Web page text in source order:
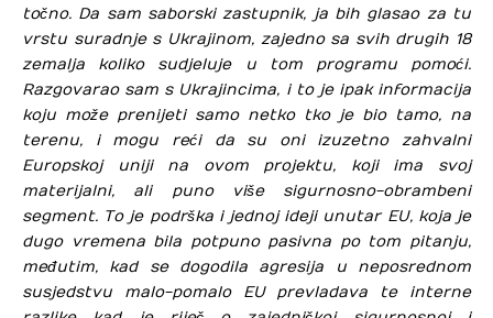
točno. Da sam saborski zastupnik, ja bih glasao za tu
vrstu suradnje s Ukrajinom, zajedno sa svih drugih 18
zemalja koliko sudjeluje u tom programu pomoći.
Razgovarao sam s Ukrajincima, i to je ipak informacija
koju može prenijeti samo netko tko je bio tamo, na
terenu, i mogu reći da su oni izuzetno zahvalni
Europskoj uniji na ovom projektu, koji ima svoj
materijalni, ali puno više sigurnosno-obrambeni
segment. To je podrška i jednoj ideji unutar EU, koja je
dugo vremena bila potpuno pasivna po tom pitanju,
međutim, kad se dogodila agresija u neposrednom
susjedstvu malo-pomalo EU prevladava te interne